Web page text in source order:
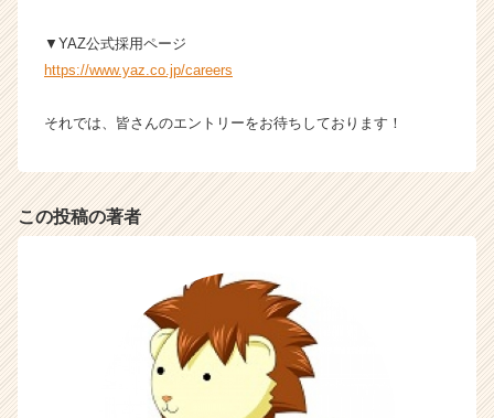
▼YAZ公式採用ページ
https://www.yaz.co.jp/careers
それでは、皆さんのエントリーをお待ちしております！
この投稿の著者